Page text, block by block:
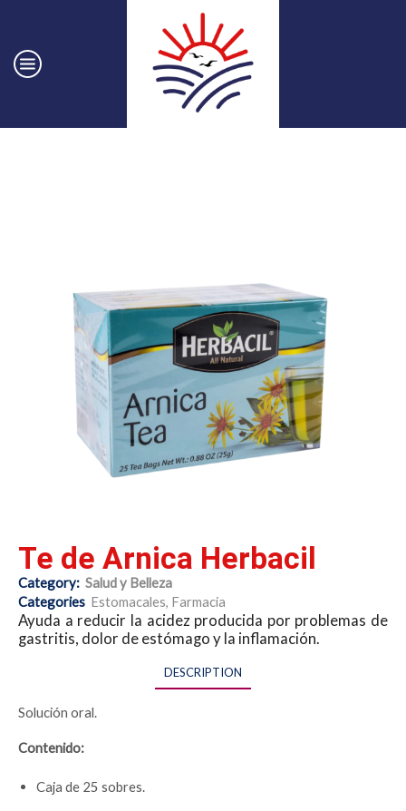
Te de Arnica Herbacil
Category: Salud y Belleza
Categories Estomacales, Farmacia
Ayuda a reducir la acidez producida por problemas de
gastritis, dolor de estómago y la inflamación.
DESCRIPTION
Solución oral.
Contenido:
Caja de 25 sobres.